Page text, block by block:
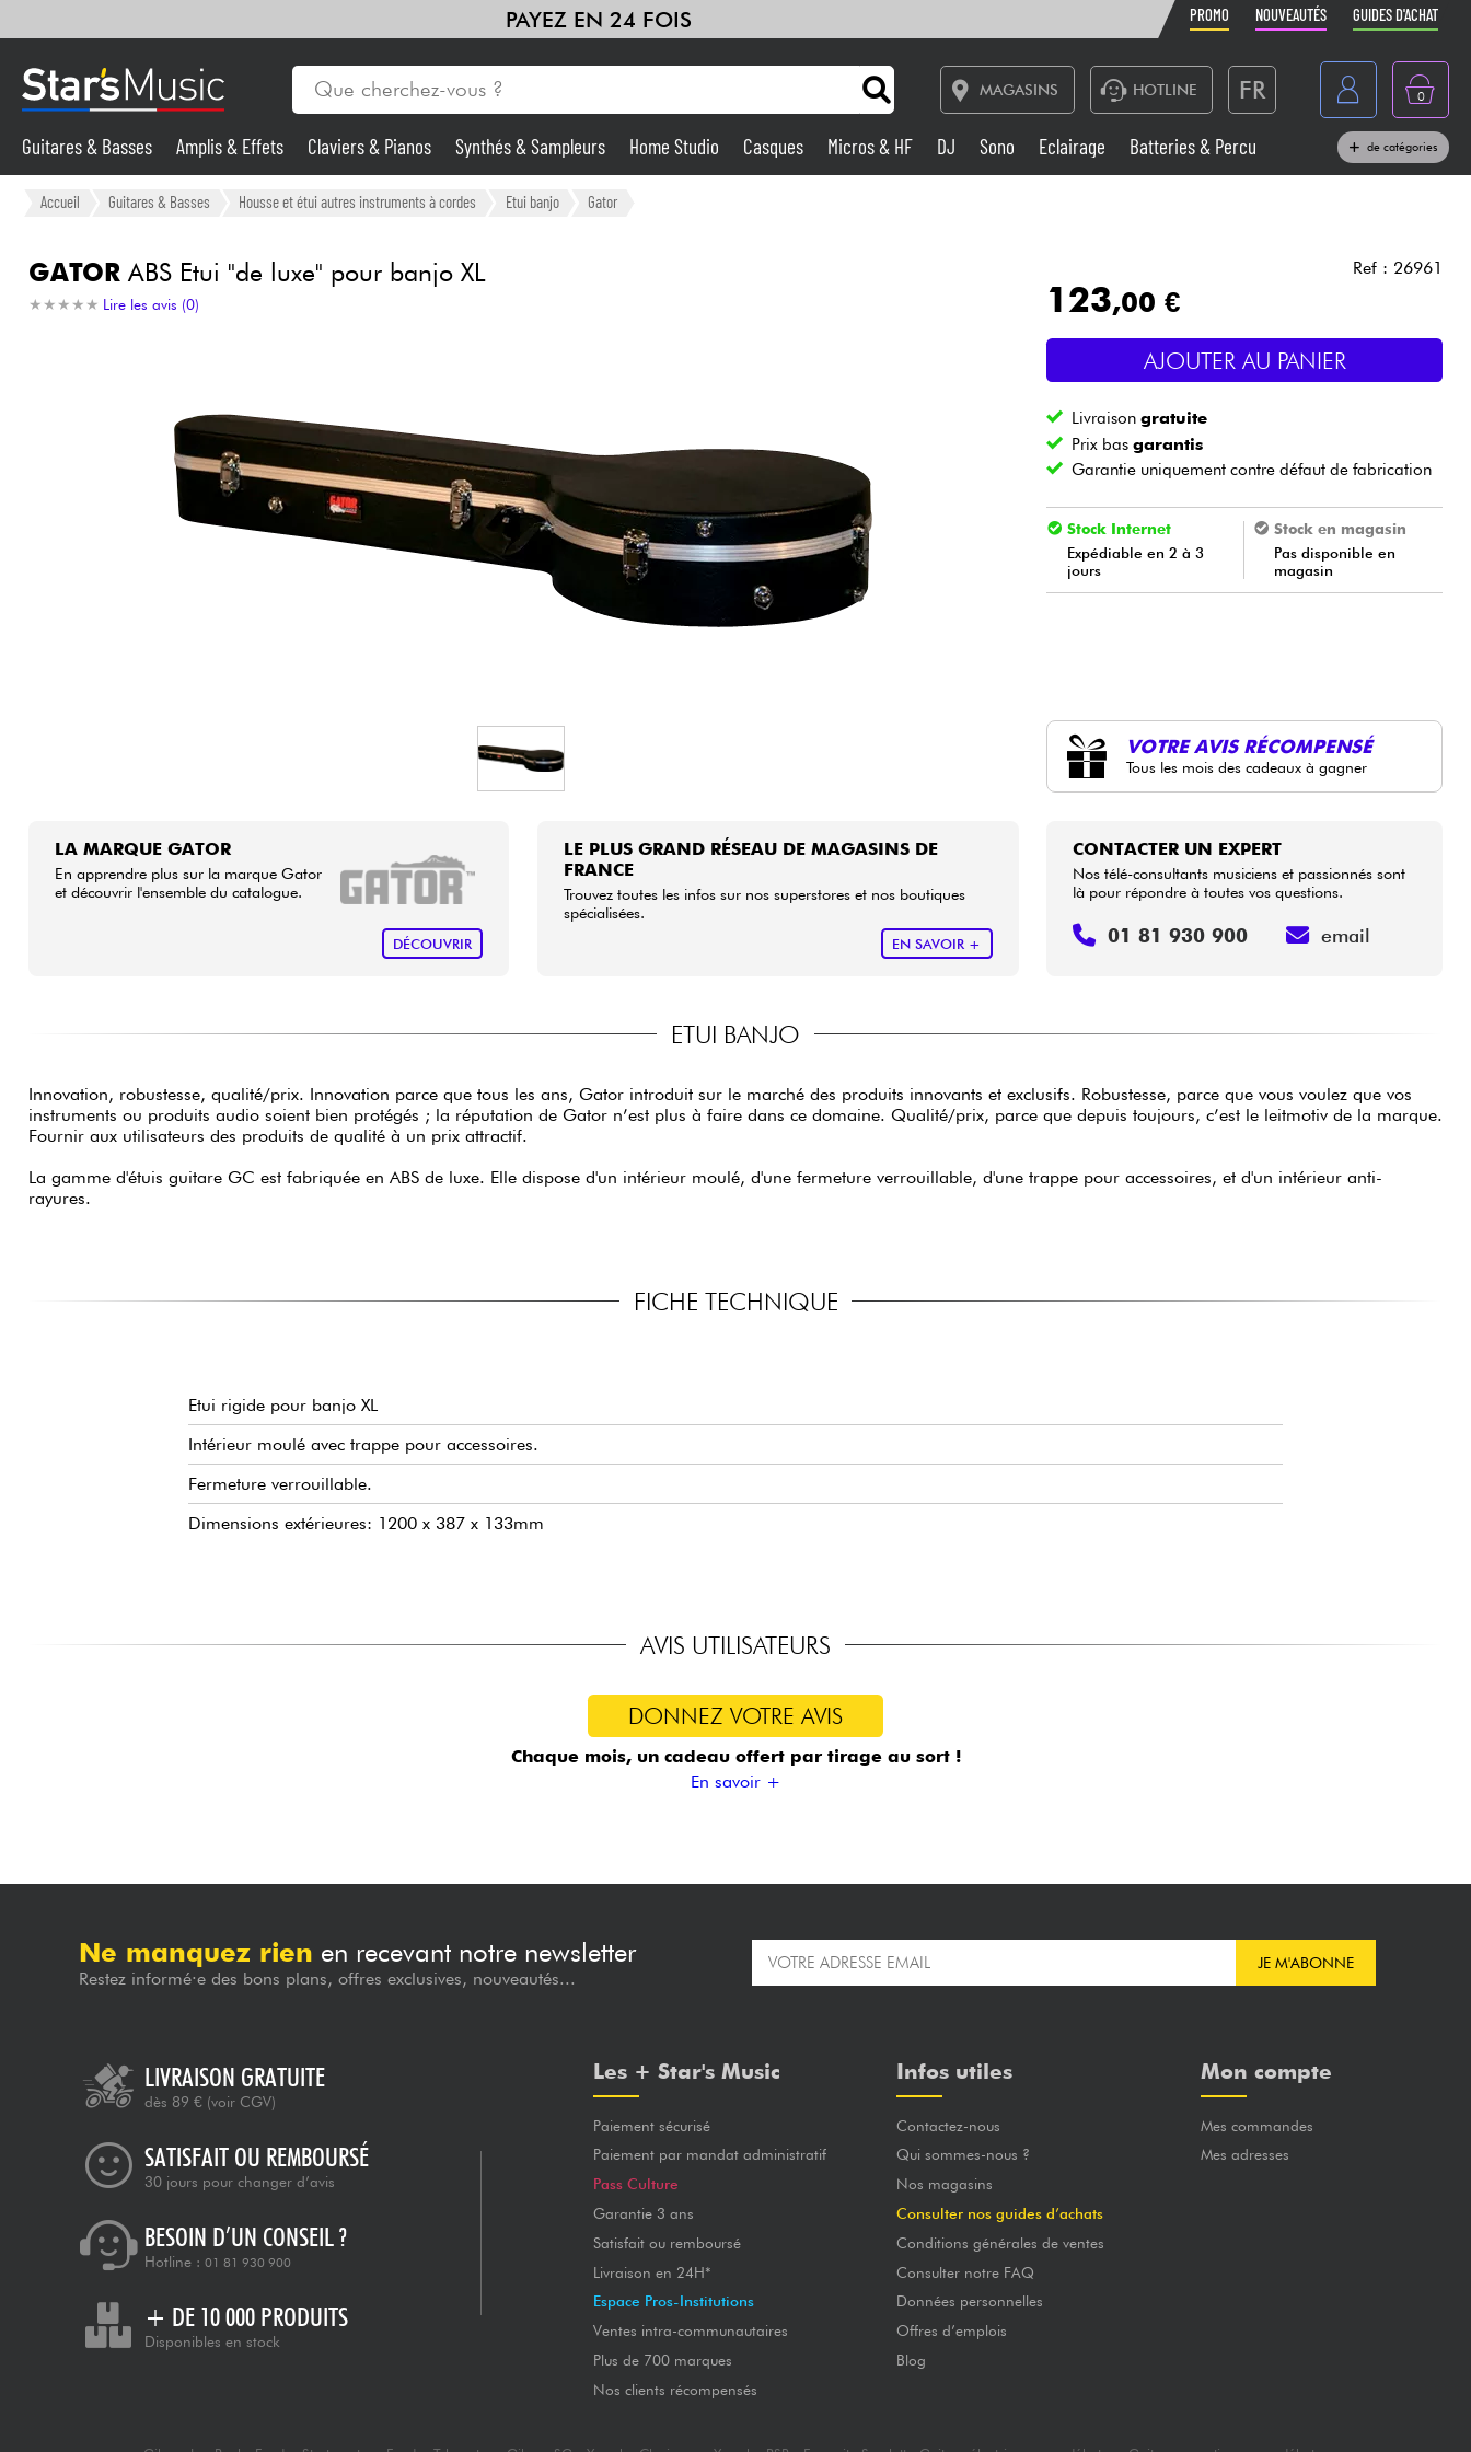
PAYEZ EN 24 FOIS PROMO NOUVEAUTÉS GUIDES D'ACHAT
MAGASINS HOTLINE FR
Belgique
België
Nederland
0
Guitares & Basses Amplis & Effets
Synthés & Sampleurs
Micros & HF Sono
Vents
Violons & Quatuor Câbles & Access.
Packs
Voir nos marques
Guitares & Basses Amplis & Effets Claviers & Pianos Synthés & Sampleurs Home Studio Casques Micros & HF DJ Sono Eclairage
Batteries & Percu
de catégories
Accueil Guitares & Basses Housse et étui autres instruments à cordes Etui banjo Gator
GATORABS Etui "de luxe" pour banjo XL
★ ★ ★ ★ ★
★ ★ ★ ★ ★ Lire les avis (0)
Ref : 26961
123,00 €
AJOUTER AU PANIER
Livraisongratuite
Prix basgarantis
Garantie uniquement contre défaut de fabrication
Stock Internet
Expédiable en 2 à 3
jours
Stock en magasin
Pas disponible en
magasin
VOTRE AVIS RÉCOMPENSÉ
Tous les mois des cadeaux à gagner
LA MARQUE GATOR
En apprendre plus sur la marque Gator
et découvrir l'ensemble du catalogue.
DÉCOUVRIR
LE PLUS GRAND RÉSEAU DE MAGASINS DE
FRANCE
Trouvez toutes les infos sur nos superstores et nos boutiques
spécialisées.
EN SAVOIR +
CONTACTER UN EXPERT
Nos télé-consultants musiciens et passionnés sont
là pour répondre à toutes vos questions.
01 81 930 900 email
ETUI BANJO
Innovation, robustesse, qualité/prix. Innovation parce que tous les ans, Gator introduit sur le marché des produits innovants et exclusifs. Robustesse, parce que vous voulez que vos
instruments ou produits audio soient bien protégés ; la réputation de Gator n’est plus à faire dans ce domaine. Qualité/prix, parce que depuis toujours, c’est le leitmotiv de la marque.
Fournir aux utilisateurs des produits de qualité à un prix attractif.
La gamme d'étuis guitare GC est fabriquée en ABS de luxe. Elle dispose d'un intérieur moulé, d'une fermeture verrouillable, d'une trappe pour accessoires, et d'un intérieur anti-
rayures.
FICHE TECHNIQUE
Etui rigide pour banjo XL
Intérieur moulé avec trappe pour accessoires.
Fermeture verrouillable.
Dimensions extérieures: 1200 x 387 x 133mm
AVIS UTILISATEURS
DONNEZ VOTRE AVIS
Chaque mois, un cadeau offert par tirage au sort !
En savoir +
Ne manquez rien en recevant notre newsletter
Restez informé·e des bons plans, offres exclusives, nouveautés...
JE M'ABONNE
LIVRAISON GRATUITE
dès 89 € (voir CGV)
SATISFAIT OU REMBOURSÉ
30 jours pour changer d’avis
BESOIN D’UN CONSEIL ?
Hotline : 01 81 930 900
+ DE 10 000 PRODUITS
Disponibles en stock
Les + Star's Music
Paiement sécurisé
Paiement par mandat administratif
Pass Culture
Garantie 3 ans
Satisfait ou remboursé
Livraison en 24H*
Espace Pros-Institutions
Ventes intra-communautaires
Plus de 700 marques
Nos clients récompensés
Infos utiles
Contactez-nous
Qui sommes-nous ?
Nos magasins
Consulter nos guides d’achats
Conditions générales de ventes
Consulter notre FAQ
Données personnelles
Offres d’emplois
Blog
Mon compte
Mes commandes
Mes adresses